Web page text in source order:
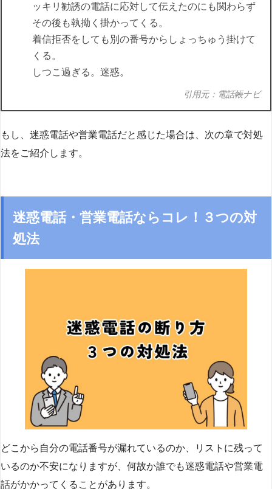
ッキリ勧誘の電話に応対して伝えたのにも関わらず
その後も執拗く掛かってくる。
着信拒否をしても別の番号からしょっちゅう掛けて
くる。
しつこ過ぎる。迷惑。
引用元：電話帳ナビ
もし、迷惑電話や営業電話だと感じた場合は、次の章で対処
法をご紹介します。
迷惑電話・営業電話ならコレ！３つの対
処法
どこから自分の電話番号が漏れているのか、リストに残って
いるのか不安になりますが、何故か誰でも迷惑電話や営業電
話がかかってくることがあります。